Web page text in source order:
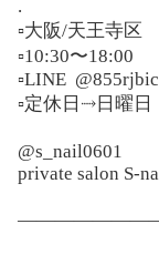
.
▫️大阪/天王寺区
▫️10:30〜18:00
▫️LINE @855rjbic
▫️定休日⤑日曜日
@s_nail0601
private salon S-